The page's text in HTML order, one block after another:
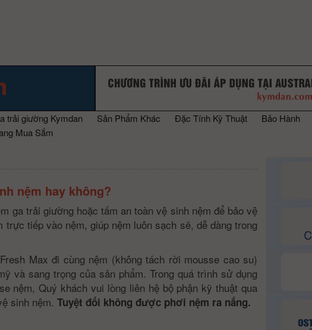
trải giường Kymdan Sản Phẩm Khác Đặc Tính Kỹ Thuật Bảo Hành
Mua Sắm
nệm hay không?
ga trải giường hoặc tấm an toàn vệ sinh nệm để bảo vệ
tiếp vào nệm, giúp nệm luôn sạch sẽ, dễ dàng trong
Max đi cùng nệm (không tách rời mousse cao su)
và sang trọng của sản phẩm. Trong quá trình sử dụng
nệm, Quý khách vui lòng liên hệ bộ phận kỹ thuật qua
sinh nệm. Tuyệt đối không được phơi nệm ra nắng.